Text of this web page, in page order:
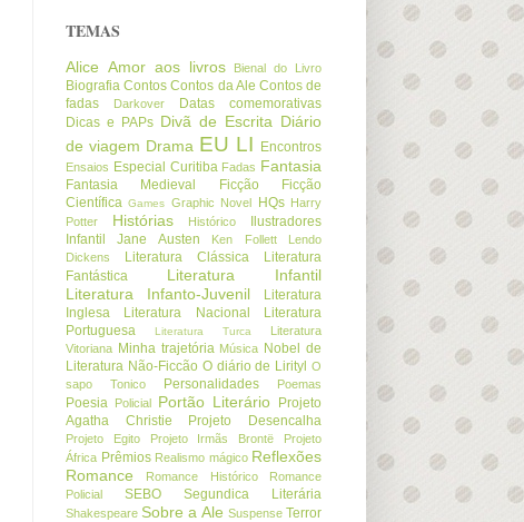
TEMAS
Alice Amor aos livros Bienal do Livro
Biografia Contos Contos da Ale Contos de
fadas
Darkover
Datas comemorativas
Dicas e PAPs Divã de Escrita Diário
de viagem Drama EU LI Encontros
Ensaios Especial Curitiba Fadas Fantasia
Fantasia Medieval Ficção
Ficção
Científica Games Graphic Novel HQs Harry
Potter
Histórias Histórico
Ilustradores
Infantil
Jane Austen Ken Follett
Lendo
Dickens
Literatura Clássica
Literatura
Fantástica
Literatura Infantil
Literatura Infanto-Juvenil
Literatura
Inglesa
Literatura Nacional
Literatura
Portuguesa
Literatura Turca
Literatura
Vitoriana Minha trajetória Música Nobel de
Literatura Não-Ficcão O diário de Lirityl O
sapo Tonico
Personalidades Poemas
Poesia Policial Portão Literário Projeto
Agatha Christie
Projeto Desencalha
Projeto Egito Projeto Irmãs Brontë
Projeto
África Prêmios Realismo mágico Reflexões
Romance
Romance Histórico
Romance
Policial
SEBO Segundica Literária
Shakespeare Sobre a Ale Suspense Terror